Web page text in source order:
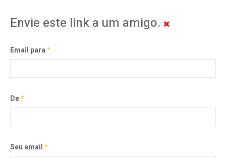
Envie este link a um amigo.
Email para*
De*
Seu email*